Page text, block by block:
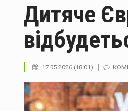
Дитяче
17.05.2026 (18:01)